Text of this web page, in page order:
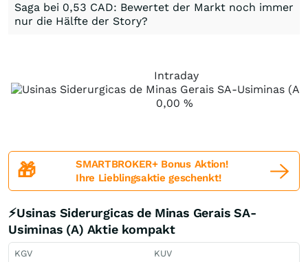
Saga bei 0,53 CAD: Bewertet der Markt noch immer
nur die Hälfte der Story?
Intraday
0,00 %
🎁
SMARTBROKER+ Bonus Aktion!
Ihre Lieblingsaktie geschenkt!
⚡Usinas Siderurgicas de Minas Gerais SA-
Usiminas (A) Aktie kompakt
KGV KUV